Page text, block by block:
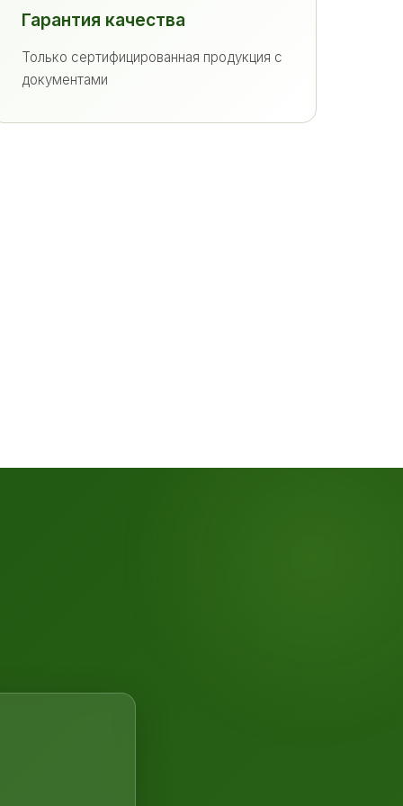
Гарантия качества
Только сертифицированная продукция с
документами